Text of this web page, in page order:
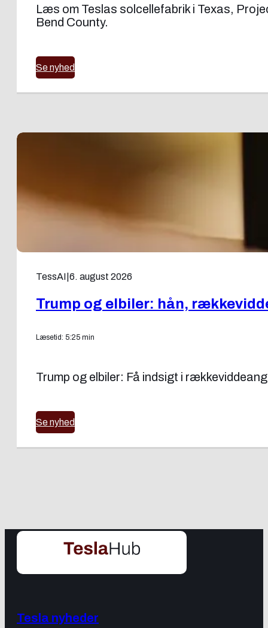
Læs om Teslas solcellefabrik i Texas,
Bend County.
Se nyhed
TessAI 6. august 2026
Trump og elbiler: hån,
Læsetid: 5:25 min
Trump og elbiler: Få indsigt i
Se nyhed
Tesla nyheder